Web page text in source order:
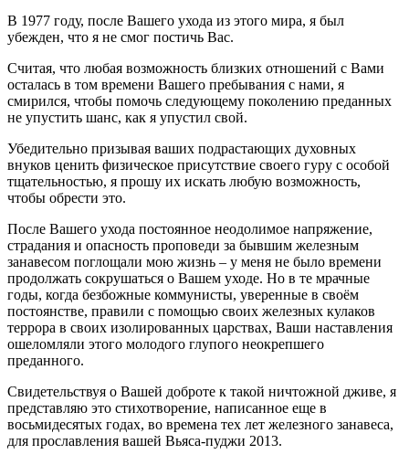
В 1977 году, после Вашего ухода из этого мира, я был
убежден, что я не смог постичь Вас.
Считая, что любая возможность близких отношений с Вами
осталась в том времени Вашего пребывания с нами, я
смирился, чтобы помочь следующему поколению преданных
не упустить шанс, как я упустил свой.
Убедительно призывая ваших подрастающих духовных
внуков ценить физическое присутствие своего гуру с особой
тщательностью, я прошу их искать любую возможность,
чтобы обрести это.
После Вашего ухода постоянное неодолимое напряжение,
страдания и опасность проповеди за бывшим железным
занавесом поглощали мою жизнь – у меня не было времени
продолжать сокрушаться о Вашем уходе. Но в те мрачные
годы, когда безбожные коммунисты, уверенные в своём
постоянстве, правили с помощью своих железных кулаков
террора в своих изолированных царствах, Ваши наставления
ошеломляли этого молодого глупого неокрепшего
преданного.
Свидетельствуя о Вашей доброте к такой ничтожной дживе, я
представляю это стихотворение, написанное еще в
восьмидесятых годах, во времена тех лет железного занавеса,
для прославления вашей Вьяса-пуджи 2013.